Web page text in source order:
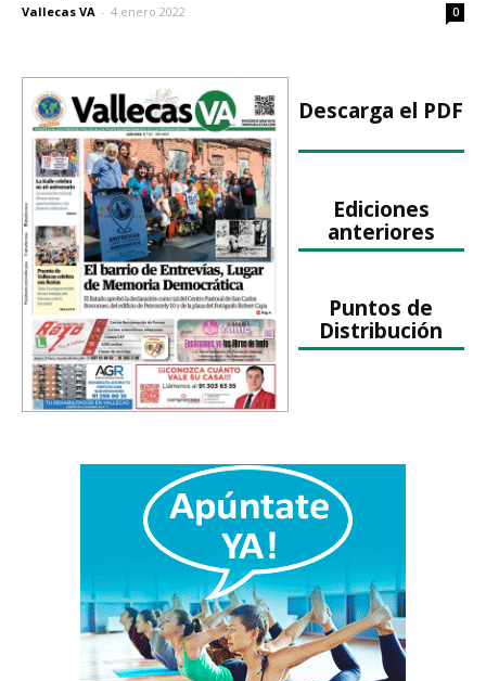
Vallecas VA - 4 enero 2022 0
Descarga el PDF
Ediciones
anteriores
Puntos de
Distribución